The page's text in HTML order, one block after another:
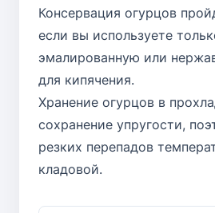
Консервация огурцов
если вы используете
эмалированную или
для кипячения.
Хранение огурцов в
сохранение упругости,
резких перепадов
кладовой.